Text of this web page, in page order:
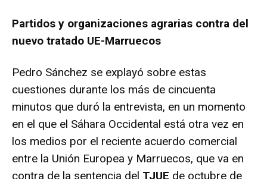
Partidos y organizaciones agrarias contra del
nuevo tratado UE-Marruecos
Pedro Sánchez se explayó sobre estas
cuestiones durante los más de cincuenta
minutos que duró la entrevista, en un momento
en el que el Sáhara Occidental está otra vez en
los medios por el reciente acuerdo comercial
entre la Unión Europea y Marruecos, que va en
contra de la sentencia del TJUE de octubre de